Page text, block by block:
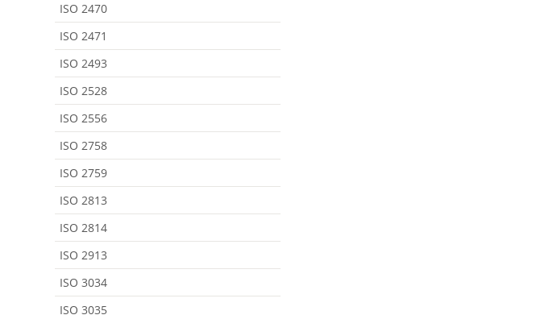
ISO 2470
ISO 2471
ISO 2493
ISO 2528
ISO 2556
ISO 2758
ISO 2759
ISO 2813
ISO 2814
ISO 2913
ISO 3034
ISO 3035